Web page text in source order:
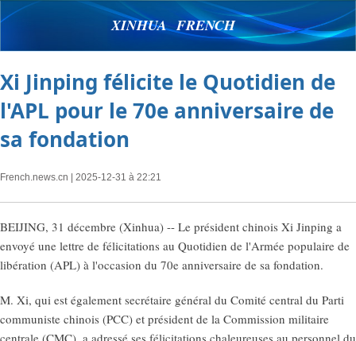
XINHUA FRENCH
Xi Jinping félicite le Quotidien de
l'APL pour le 70e anniversaire de
sa fondation
French.news.cn | 2025-12-31 à 22:21
BEIJING, 31 décembre (Xinhua) -- Le président chinois Xi Jinping a
envoyé une lettre de félicitations au Quotidien de l'Armée populaire de
libération (APL) à l'occasion du 70e anniversaire de sa fondation.
M. Xi, qui est également secrétaire général du Comité central du Parti
communiste chinois (PCC) et président de la Commission militaire
centrale (CMC), a adressé ses félicitations chaleureuses au personnel du